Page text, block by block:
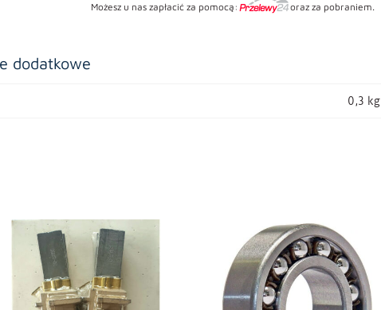
Możesz u nas zapłacić za pomocą: oraz za pobraniem.
dodatkowe
0,3 kg